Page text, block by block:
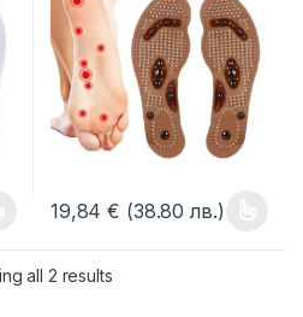
The options may be chosen
19,84€ (38.80 лв.)
This product has multiple
all 2 results